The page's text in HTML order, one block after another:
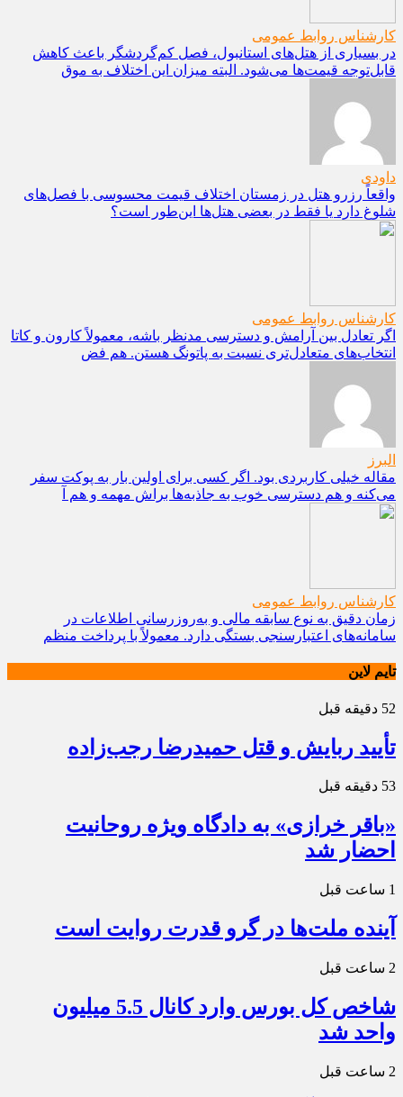
کارشناس روابط عمومی
در بسیاری از هتل‌های استانبول، فصل کم‌گردشگر باعث کاهش
قابل‌توجه قیمت‌ها می‌شود. البته میزان این اختلاف به موق
داودی
واقعاً رزرو هتل در زمستان اختلاف قیمت محسوسی با فصل‌های
شلوغ دارد یا فقط در بعضی هتل‌ها این‌طور است؟
کارشناس روابط عمومی
اگر تعادل بین آرامش و دسترسی مدنظر باشه، معمولاً کارون و کاتا
انتخاب‌های متعادل‌تری نسبت به پاتونگ هستن. هم فض
البرز
مقاله خیلی کاربردی بود. اگر کسی برای اولین بار به پوکت سفر
می‌کنه و هم دسترسی خوب به جاذبه‌ها براش مهمه و هم آ
کارشناس روابط عمومی
زمان دقیق به نوع سابقه مالی و به‌روزرسانی اطلاعات در
سامانه‌های اعتبارسنجی بستگی دارد. معمولاً با پرداخت منظم
تایم لاین
52 دقیقه قبل
تأیید ربایش و قتل حمیدرضا رجب‌زاده
53 دقیقه قبل
«باقر خرازی» به دادگاه ویژه روحانیت
احضار شد
1 ساعت قبل
آینده ملت‌ها در گرو قدرت روایت است
2 ساعت قبل
شاخص کل بورس وارد کانال 5.5 میلیون
واحد شد
2 ساعت قبل